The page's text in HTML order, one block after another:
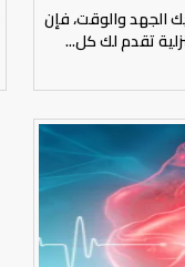
الجهد والوقت، فإن
تقدم لك كل...